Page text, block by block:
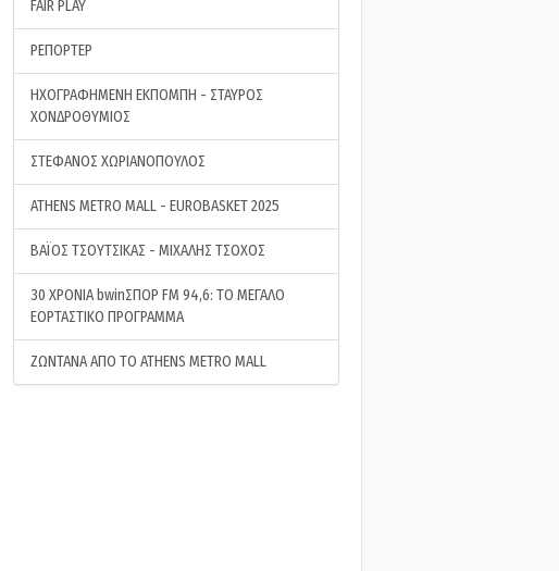
FAIR PLAY
ΡΕΠΟΡΤΕΡ
ΗΧΟΓΡΑΦΗΜΕΝΗ ΕΚΠΟΜΠΗ - ΣΤΑΥΡΟΣ
ΧΟΝΔΡΟΘΥΜΙΟΣ
ΣΤΕΦΑΝΟΣ ΧΩΡΙΑΝΟΠΟΥΛΟΣ
ATHENS METRO MALL - EUROBASKET 2025
ΒΑΪΟΣ ΤΣΟΥΤΣΙΚΑΣ - ΜΙΧΑΛΗΣ ΤΣΟΧΟΣ
30 ΧΡΟΝΙΑ bwinΣΠΟΡ FM 94,6: ΤΟ ΜΕΓΑΛΟ
ΕΟΡΤΑΣΤΙΚΟ ΠΡΟΓΡΑΜΜΑ
ΖΩΝΤΑΝΑ ΑΠΟ ΤΟ ATHENS METRO MALL